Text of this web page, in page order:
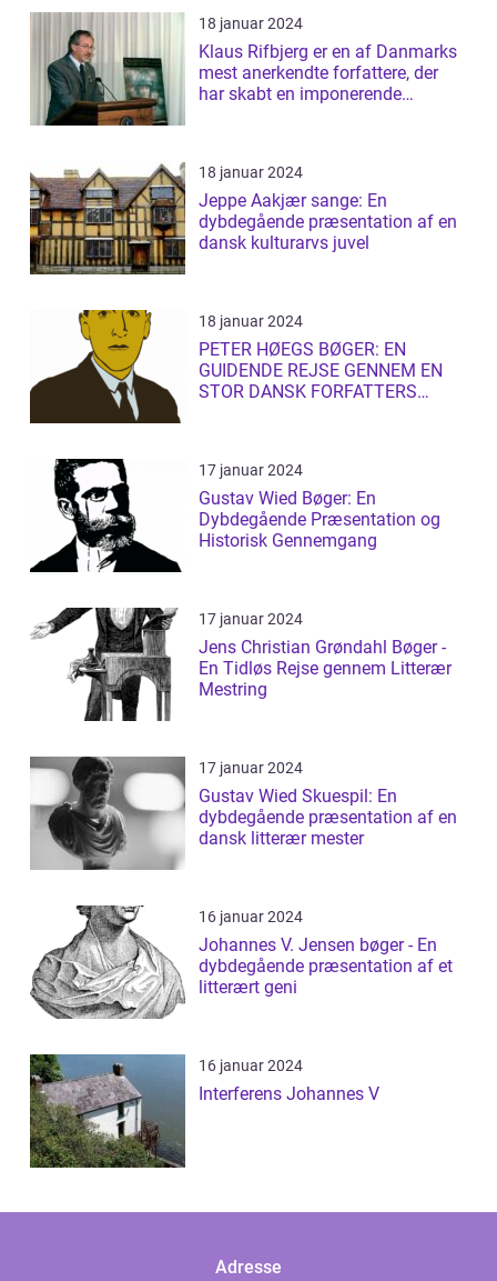
18 januar 2024
Klaus Rifbjerg er en af Danmarks
mest anerkendte forfattere, der
har skabt en imponerende
18 januar 2024
Jeppe Aakjær sange: En
dybdegående præsentation af en
dansk kulturarvs juvel
18 januar 2024
PETER HØEGS BØGER: EN
GUIDENDE REJSE GENNEM EN
STOR DANSK FORFATTERS
17 januar 2024
Gustav Wied Bøger: En
Dybdegående Præsentation og
Historisk Gennemgang
17 januar 2024
Jens Christian Grøndahl Bøger -
En Tidløs Rejse gennem Litterær
Mestring
17 januar 2024
Gustav Wied Skuespil: En
dybdegående præsentation af en
dansk litterær mester
16 januar 2024
Johannes V. Jensen bøger - En
dybdegående præsentation af et
litterært geni
16 januar 2024
Interferens Johannes V
Adresse